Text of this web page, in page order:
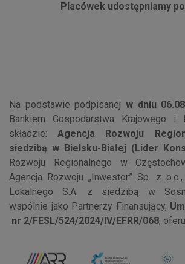
Placówek udostępniamy
Na podstawie podpisanej w dniu
Bankiem Gospodarstwa Krajowego i
składzie:Agencja Rozwoju
siedzibą w Bielsku-Białej (Lider
Rozwoju Regionalnego w
Agencja Rozwoju „Inwestor” Sp. z
Lokalnego S.A. z siedzibą w
wspólnie jako Partnerzy Finansujący,
nr 2/FESL/524/2024/IV/EFRR/068,